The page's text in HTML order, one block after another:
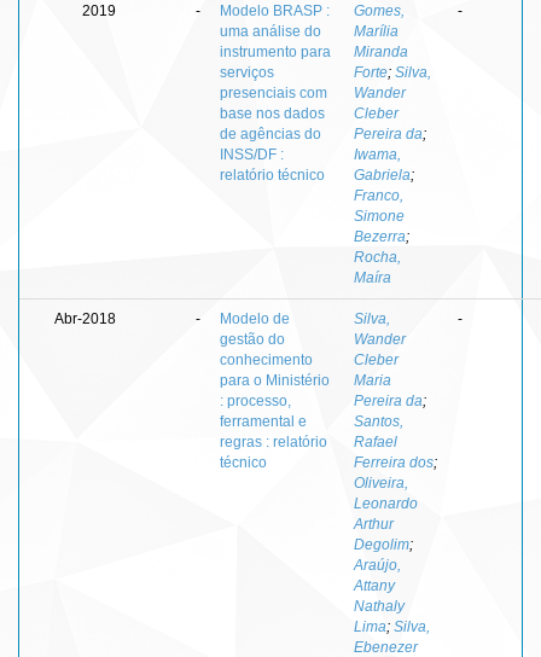
2019 -
Modelo BRASP :
uma análise do
instrumento para
serviços
presenciais com
base nos dados
de agências do
INSS/DF :
relatório técnico
Gomes,
Marília
Miranda
Forte; Silva,
Wander
Cleber
Pereira da;
Iwama,
Gabriela;
Franco,
Simone
Bezerra;
Rocha,
Maíra
-
Abr-2018 -
Modelo de
gestão do
conhecimento
para o Ministério
: processo,
ferramental e
regras : relatório
técnico
Silva,
Wander
Cleber
Maria
Pereira da;
Santos,
Rafael
Ferreira dos;
Oliveira,
Leonardo
Arthur
Degolim;
Araújo,
Attany
Nathaly
Lima; Silva,
Ebenezer
-